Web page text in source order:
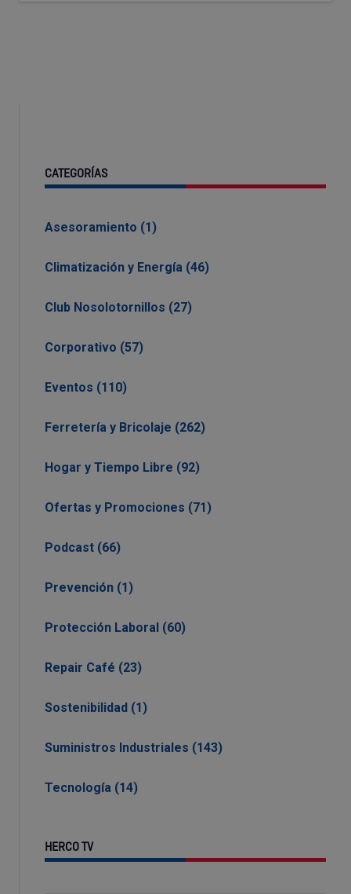
CATEGORÍAS
Asesoramiento (1)
Climatización y Energía (46)
Club Nosolotornillos (27)
Corporativo (57)
Eventos (110)
Ferretería y Bricolaje (262)
Hogar y Tiempo Libre (92)
Ofertas y Promociones (71)
Podcast (66)
Prevención (1)
Protección Laboral (60)
Repair Café (23)
Sostenibilidad (1)
Suministros Industriales (143)
Tecnología (14)
HERCO TV